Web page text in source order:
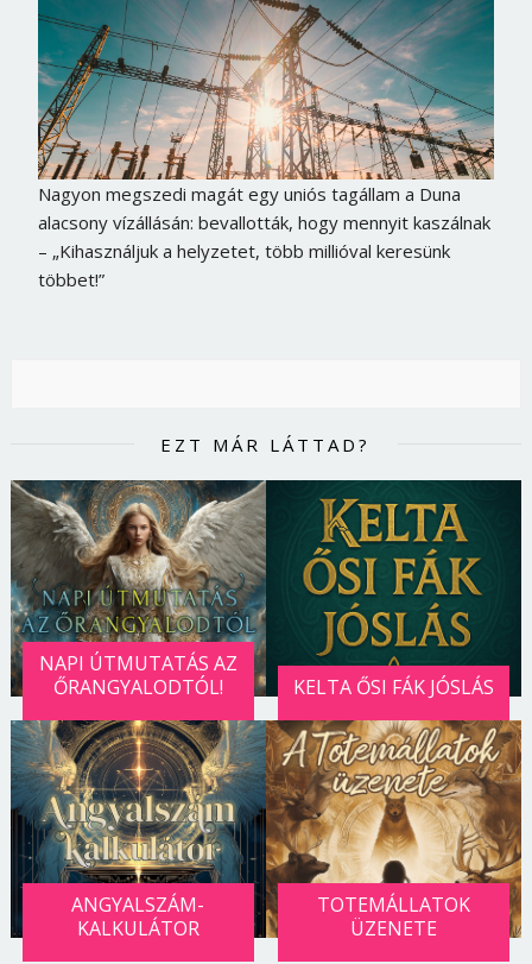
Nagyon megszedi magát egy uniós tagállam a Duna
alacsony vízállásán: bevallották, hogy mennyit kaszálnak
– „Kihasználjuk a helyzetet, több millióval keresünk
többet!”
EZT MÁR LÁTTAD?
NAPI ÚTMUTATÁS AZ
ŐRANGYALODTÓL!
KELTA ŐSI FÁK JÓSLÁS
ANGYALSZÁM-
KALKULÁTOR
TOTEMÁLLATOK
ÜZENETE